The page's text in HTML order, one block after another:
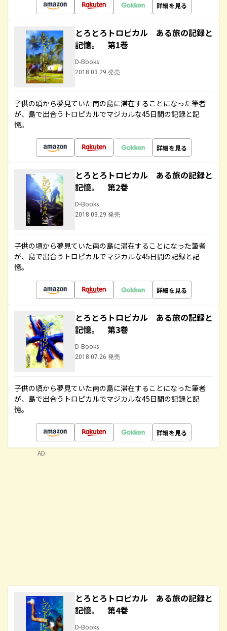
詳細を見る
とろとろトロピカル ある旅の記録と
記憶。 第1巻
D-Books
2018.03.29 発売
子供の頃から夢見ていた南の島に滞在することになった筆者
が、島で出合うトロピカルでマジカルな45日間の記録と記
憶。
詳細を見る
とろとろトロピカル ある旅の記録と
記憶。 第2巻
D-Books
2018.03.29 発売
子供の頃から夢見ていた南の島に滞在することになった筆者
が、島で出合うトロピカルでマジカルな45日間の記録と記
憶。
詳細を見る
とろとろトロピカル ある旅の記録と
記憶。 第3巻
D-Books
2018.07.26 発売
子供の頃から夢見ていた南の島に滞在することになった筆者
が、島で出合うトロピカルでマジカルな45日間の記録と記
憶。
詳細を見る
とろとろトロピカル ある旅の記録と
記憶。 第4巻
D-Books
AD